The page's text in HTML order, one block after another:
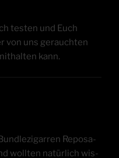
tes­ten und Euch
von uns gerauch­ten
kann.
Repo­sa­
woll­ten natür­lich wis­